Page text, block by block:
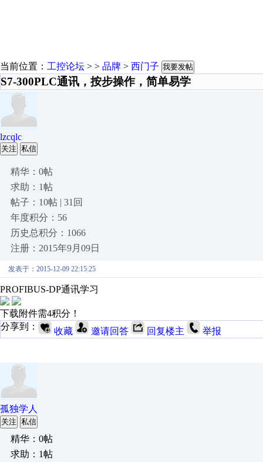
当前位置： 工控论坛 > > 品牌 > 西门子 我要发帖
S7-300PLC通讯，按步操作，简单易学
lzcqlc
关注 私信
精华：0帖
求助：1帖
帖子：10帖 | 31回
年度积分：56
历史总积分：1066
注册：2015年9月09日
发表于：2015-12-09 22:15:25
PROFIBUS-DP通讯学习
下载附件需4积分！
分享到：
收藏 邀请回答 回复楼主 举报
孤独学人
关注 私信
精华：0帖
求助：1帖